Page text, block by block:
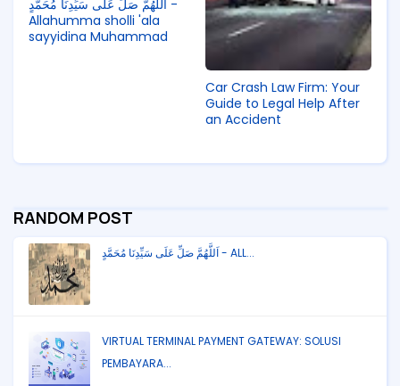
اَللَّهُمَّ صَلِّ عَلَى سَيِّدِنَا مُحَمَّدٍ -
Allahumma sholli 'ala
sayyidina Muhammad
Car Crash Law Firm: Your
Guide to Legal Help After
an Accident
RANDOM POST
اَللَّهُمَّ صَلِّ عَلَى سَيِّدِنَا مُحَمَّدٍ - ALL...
VIRTUAL TERMINAL PAYMENT GATEWAY: SOLUSI
PEMBAYARA...